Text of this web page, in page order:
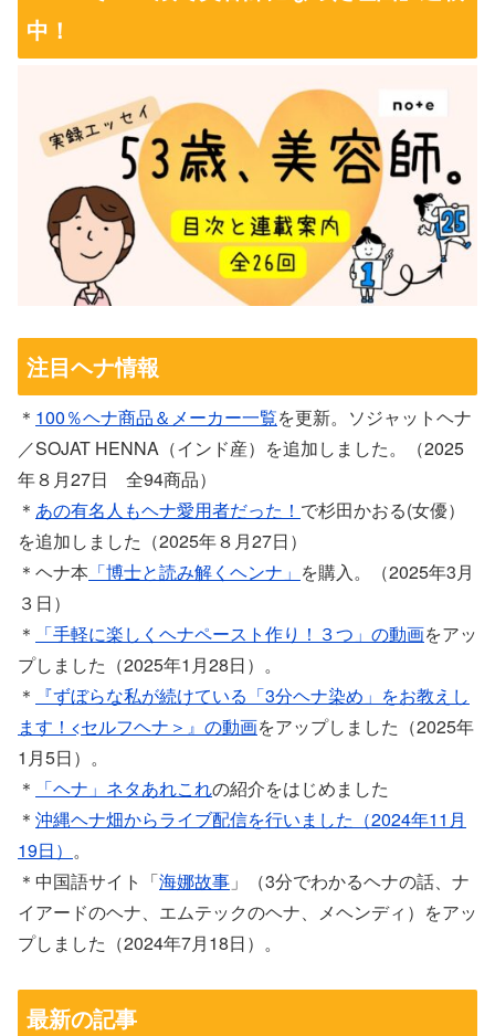
中！
注目ヘナ情報
＊ 100％ヘナ商品＆メーカー一覧を更新。ソジャットヘナ
／SOJAT HENNA（インド産）を追加しました。（2025
年８月27日 全94商品）
＊ あの有名人もヘナ愛用者だった！ で杉田かおる(女優）
を追加しました（2025年８月27日）
＊ヘナ本 「博士と読み解くヘンナ」 を購入。（2025年3月
３日）
＊
「手軽に楽しくヘナペースト作り！３つ」の動画をアッ
プしました（2025年1月28日）。
＊
『ずぼらな私が続けている「3分ヘナ染め」をお教えし
ます！<セルフヘナ＞』の動画をアップしました（2025年
1月5日）。
＊
「ヘナ」ネタあれこれの紹介をはじめました
＊ 沖縄ヘナ畑からライブ配信を行いました（2024年11月
19日） 。
＊中国語サイト「海娜故事 」（3分でわかるヘナの話、ナ
イアードのヘナ、エムテックのヘナ、メヘンディ）をアッ
プしました（2024年7月18日）。
最新の記事